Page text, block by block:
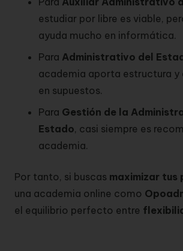
estudiar por libre es viable,
ayuda mucho en informática.
Para Administrativo del
academia aporta estructura y
en supuestos.
Para Gestión de la
Estado, casi siempre es
academia.
Por tanto, si buscas maximizar tus
una academia online como
el equilibrio perfecto entre